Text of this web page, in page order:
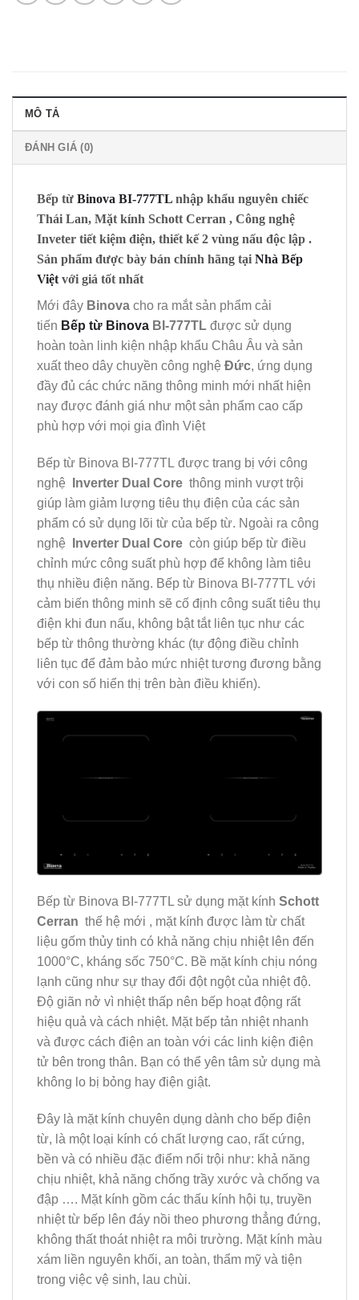
MÔ TẢ
ĐÁNH GIÁ (0)
Bếp từ Binova BI-777TL nhập khẩu nguyên chiếc
Thái Lan, Mặt kính Schott Cerran , Công nghệ
Inveter tiết kiệm điện, thiết kế 2 vùng nấu độc lập .
Sản phẩm được bày bán chính hãng tại Nhà Bếp
Việt với giá tốt nhất
Mới đây Binova cho ra mắt sản phẩm cải
tiến Bếp từ Binova BI-777TL được sử dụng
hoàn toàn linh kiện nhập khẩu Châu Âu và sản
xuất theo dây chuyền công nghệ Đức, ứng dụng
đầy đủ các chức năng thông minh mới nhất hiện
nay được đánh giá như một sản phẩm cao cấp
phù hợp với mọi gia đình Việt
Bếp từ Binova BI-777TL được trang bị với công
nghệ
Inverter Dual Core thông minh vượt trội
giúp làm giảm lượng tiêu thụ điện của các sản
phẩm có sử dụng lõi từ của bếp từ. Ngoài ra công
nghệ
Inverter Dual Core còn giúp bếp từ điều
chỉnh mức công suất phù hợp để không làm tiêu
thụ nhiều điện năng. Bếp từ Binova BI-777TL với
cảm biến thông minh sẽ cố định công suất tiêu thụ
điện khi đun nấu, không bật tắt liên tục như các
bếp từ thông thường khác (tự động điều chỉnh
liên tục để đảm bảo mức nhiệt tương đương bằng
với con số hiển thị trên bàn điều khiển).
Bếp từ Binova BI-777TL sử dụng mặt kính Schott
Cerran thế hệ mới , mặt kính được làm từ chất
liệu gốm thủy tinh có khả năng chịu nhiệt lên đến
1000°C, kháng sốc 750°C. Bề mặt kính chịu nóng
lạnh cũng như sự thay đổi đột ngột của nhiệt độ.
Độ giãn nở vì nhiệt thấp nên bếp hoạt động rất
hiệu quả và cách nhiệt. Mặt bếp tản nhiệt nhanh
và được cách điện an toàn với các linh kiện điện
tử bên trong thân. Bạn có thể yên tâm sử dụng mà
không lo bị bỏng hay điện giật.
Đây là mặt kính chuyên dụng dành cho bếp điện
từ, là một loại kính có chất lượng cao, rất cứng,
bền và có nhiều đặc điểm nổi trội như: khả năng
chịu nhiệt, khả năng chống trầy xước và chống va
đập …. Mặt kính gồm các thấu kính hội tụ, truyền
nhiệt từ bếp lên đáy nồi theo phương thẳng đứng,
không thất thoát nhiệt ra môi trường. Mặt kính màu
xám liền nguyên khối, an toàn, thẩm mỹ và tiện
trong việc vệ sinh, lau chùi.